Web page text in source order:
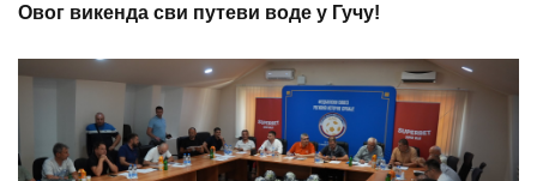
Овог викенда сви путеви воде у Гучу!